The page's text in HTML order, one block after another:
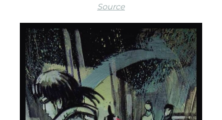
Source